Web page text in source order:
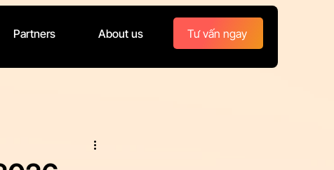
Partners About us Tư vấn ngay